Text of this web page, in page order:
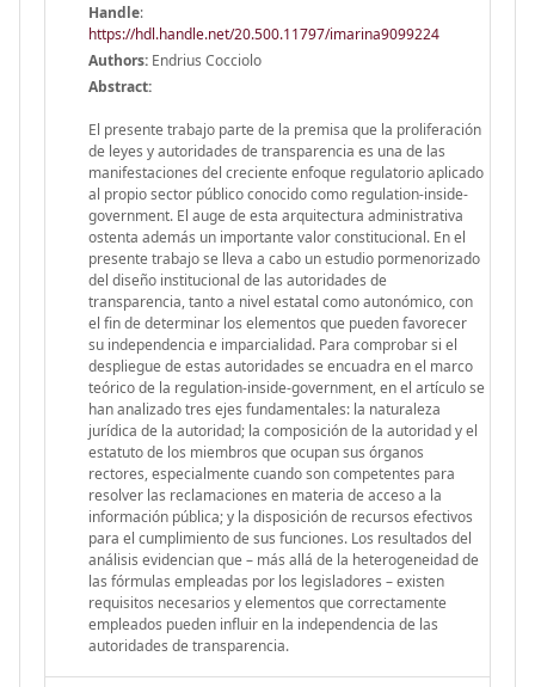
Handle:
https://hdl.handle.net/20.500.11797/imarina9099224
Authors: Endrius Cocciolo
Abstract:
El presente trabajo parte de la premisa que la proliferación
de leyes y autoridades de transparencia es una de las
manifestaciones del creciente enfoque regulatorio aplicado
al propio sector público conocido como regulation-inside-
government. El auge de esta arquitectura administrativa
ostenta además un importante valor constitucional. En el
presente trabajo se lleva a cabo un estudio pormenorizado
del diseño institucional de las autoridades de
transparencia, tanto a nivel estatal como autonómico, con
el fin de determinar los elementos que pueden favorecer
su independencia e imparcialidad. Para comprobar si el
despliegue de estas autoridades se encuadra en el marco
teórico de la regulation-inside-government, en el artículo se
han analizado tres ejes fundamentales: la naturaleza
jurídica de la autoridad; la composición de la autoridad y el
estatuto de los miembros que ocupan sus órganos
rectores, especialmente cuando son competentes para
resolver las reclamaciones en materia de acceso a la
información pública; y la disposición de recursos efectivos
para el cumplimiento de sus funciones. Los resultados del
análisis evidencian que – más allá de la heterogeneidad de
las fórmulas empleadas por los legisladores – existen
requisitos necesarios y elementos que correctamente
empleados pueden influir en la independencia de las
autoridades de transparencia.